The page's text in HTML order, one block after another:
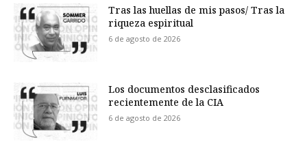
Tras las huellas de mis pasos/ Tras la
riqueza espiritual
6 de agosto de 2026
Los documentos desclasificados
recientemente de la CIA
6 de agosto de 2026